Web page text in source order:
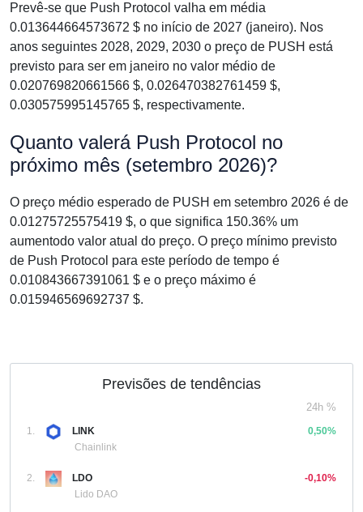
Prevê-se que Push Protocol valha em média
0.013644664573672 $ no início de 2027 (janeiro). Nos
anos seguintes 2028, 2029, 2030 o preço de PUSH está
previsto para ser em janeiro no valor médio de
0.020769820661566 $, 0.026470382761459 $,
0.030575995145765 $, respectivamente.
Quanto valerá Push Protocol no
próximo mês (setembro 2026)?
O preço médio esperado de PUSH em setembro 2026 é de
0.01275725575419 $, o que significa 150.36% um
aumentodo valor atual do preço. O preço mínimo previsto
de Push Protocol para este período de tempo é
0.010843667391061 $ e o preço máximo é
0.015946569692737 $.
Previsões de tendências
24h %
1.
LINK
Chainlink
0,50%
2.
LDO
Lido DAO
-0,10%